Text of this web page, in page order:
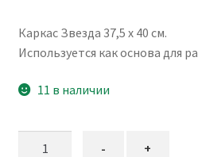
составляла
560,00₽.
Каркас Звезда 37,5 х 40 см.
Используется как основа для
11 в наличии
- +